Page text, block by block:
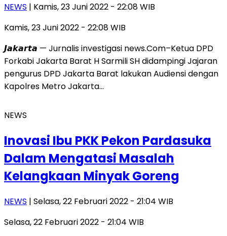
NEWS | Kamis, 23 Juni 2022 - 22:08 WIB
Kamis, 23 Juni 2022 - 22:08 WIB
𝙅𝙖𝙠𝙖𝙧𝙩𝙖 — Jurnalis investigasi news.Com–Ketua DPD
Forkabi Jakarta Barat H Sarmili SH didampingi Jajaran
pengurus DPD Jakarta Barat lakukan Audiensi dengan
Kapolres Metro Jakarta…
NEWS
Inovasi Ibu PKK Pekon Pardasuka
Dalam Mengatasi Masalah
Kelangkaan Minyak Goreng
NEWS | Selasa, 22 Februari 2022 - 21:04 WIB
Selasa, 22 Februari 2022 - 21:04 WIB